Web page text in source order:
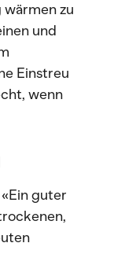
zu
und
Einstreu
wenn
guter